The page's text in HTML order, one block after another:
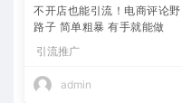
不开店也能引流！电商评论野
路子 简单粗暴 有手就能做
引流推广
admin